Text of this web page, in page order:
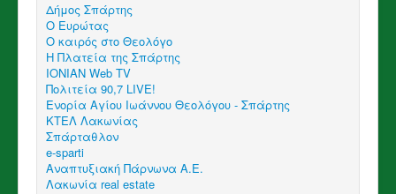
Δήμος Σπάρτης
Ο Ευρώτας
Ο καιρός στο Θεολόγο
Η Πλατεία της Σπάρτης
IONIAN Web TV
Πολιτεία 90,7 LIVE!
Ενορία Αγίου Ιωάννου Θεολόγου - Σπάρτης
ΚΤΕΛ Λακωνίας
Σπάρταθλον
e-sparti
Αναπτυξιακή Πάρνωνα Α.Ε.
Λακωνία real estate